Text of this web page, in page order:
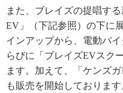
また、ブレイズの提唱す
EV」（下記参照）の下に
インアップから、電動バ
らびに「ブレイズEVスク
ます。加えて、「ケンズ
も販売を開始しております